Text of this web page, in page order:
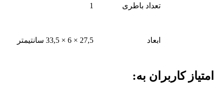
تعداد باطری 1
ابعاد 27,5 × 6 × 33,5 سانتیمتر
امتیاز کاربران به: